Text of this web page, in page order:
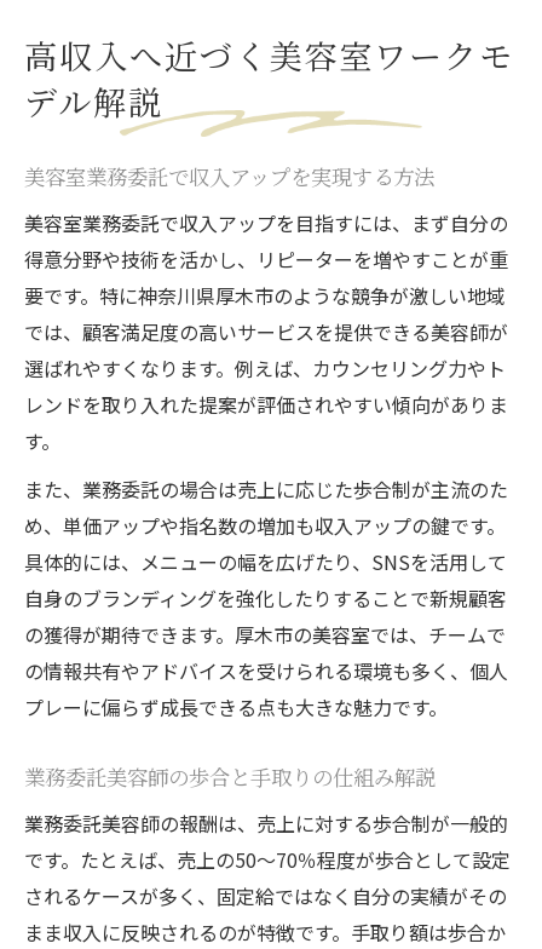
高収入へ近づく美容室ワークモ
デル解説
美容室業務委託で収入アップを実現する方法
美容室業務委託で収入アップを目指すには、まず自分の
得意分野や技術を活かし、リピーターを増やすことが重
要です。特に神奈川県厚木市のような競争が激しい地域
では、顧客満足度の高いサービスを提供できる美容師が
選ばれやすくなります。例えば、カウンセリング力やト
レンドを取り入れた提案が評価されやすい傾向がありま
す。
また、業務委託の場合は売上に応じた歩合制が主流のた
め、単価アップや指名数の増加も収入アップの鍵です。
具体的には、メニューの幅を広げたり、SNSを活用して
自身のブランディングを強化したりすることで新規顧客
の獲得が期待できます。厚木市の美容室では、チームで
の情報共有やアドバイスを受けられる環境も多く、個人
プレーに偏らず成長できる点も大きな魅力です。
業務委託美容師の歩合と手取りの仕組み解説
業務委託美容師の報酬は、売上に対する歩合制が一般的
です。たとえば、売上の50〜70％程度が歩合として設定
されるケースが多く、固定給ではなく自分の実績がその
まま収入に反映されるのが特徴です。手取り額は歩合か